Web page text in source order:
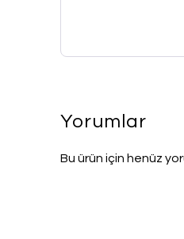
Yorumlar
Bu ürün için henüz